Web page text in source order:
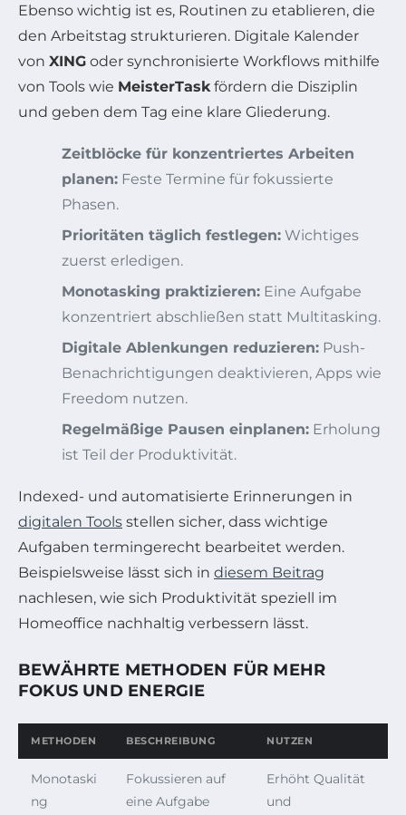
Ebenso wichtig ist es, Routinen zu etablieren, die
den Arbeitstag strukturieren. Digitale Kalender
von XING oder synchronisierte Workflows mithilfe
von Tools wie MeisterTaskfördern die Disziplin
und geben dem Tag eine klare Gliederung.
Zeitblöcke für konzentriertes Arbeiten
planen: Feste Termine für fokussierte
Phasen.
Prioritäten täglich festlegen: Wichtiges
zuerst erledigen.
Monotasking praktizieren: Eine Aufgabe
konzentriert abschließen statt Multitasking.
Digitale Ablenkungen reduzieren: Push-
Benachrichtigungen deaktivieren, Apps wie
Freedom nutzen.
Regelmäßige Pausen einplanen: Erholung
ist Teil der Produktivität.
Indexed- und automatisierte Erinnerungen in
digitalen Tools stellen sicher, dass wichtige
Aufgaben termingerecht bearbeitet werden.
Beispielsweise lässt sich in diesem Beitrag
nachlesen, wie sich Produktivität speziell im
Homeoffice nachhaltig verbessern lässt.
BEWÄHRTE METHODEN FÜR MEHR
FOKUS UND ENERGIE
METHODEN BESCHREIBUNG NUTZEN
Monotaski
ng
Fokussieren auf
eine Aufgabe
Erhöht Qualität
und